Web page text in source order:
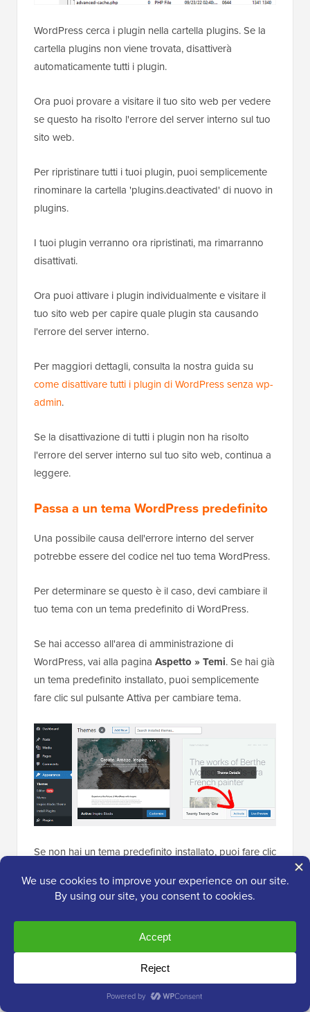
WordPress cerca i plugin nella cartella plugins. Se la
cartella plugins non viene trovata, disattiverà
automaticamente tutti i plugin.
Ora puoi provare a visitare il tuo sito web per vedere
se questo ha risolto l'errore del server interno sul tuo
sito web.
Per ripristinare tutti i tuoi plugin, puoi semplicemente
rinominare la cartella 'plugins.deactivated' di nuovo in
plugins.
I tuoi plugin verranno ora ripristinati, ma rimarranno
disattivati.
Ora puoi attivare i plugin individualmente e visitare il
tuo sito web per capire quale plugin sta causando
l'errore del server interno.
Per maggiori dettagli, consulta la nostra guida su
come disattivare tutti i plugin di WordPress senza wp-
admin.
Se la disattivazione di tutti i plugin non ha risolto
l'errore del server interno sul tuo sito web, continua a
leggere.
Passa a un tema WordPress predefinito
Una possibile causa dell'errore interno del server
potrebbe essere del codice nel tuo tema WordPress.
Per determinare se questo è il caso, devi cambiare il
tuo tema con un tema predefinito di WordPress.
Se hai accesso all'area di amministrazione di
WordPress, vai alla pagina Aspetto » Temi. Se hai già
un tema predefinito installato, puoi semplicemente
fare clic sul pulsante Attiva per cambiare tema.
Se non hai un tema predefinito installato, puoi fare clic
tema predefinito (Twenty Twenty-Five, Twenty Twenty-
Four, e così via).
Se non hai accesso all'area di amministrazione di